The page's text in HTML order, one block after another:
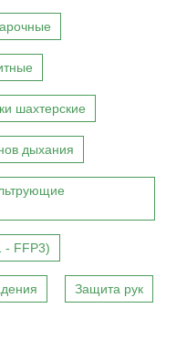
шахтерские
дыхания
- FFP3)
Защита рук